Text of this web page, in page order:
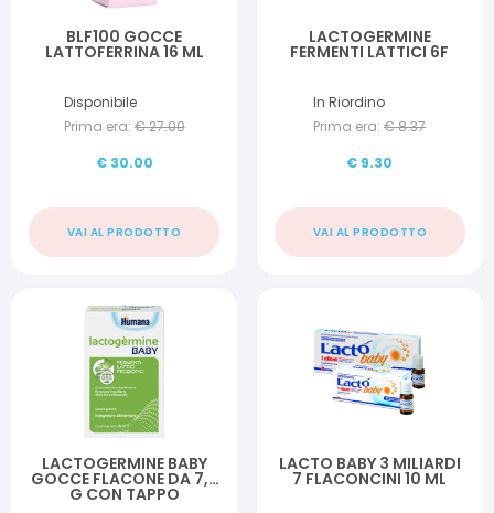
BLF100 GOCCE
LATTOFERRINA 16 ML
Disponibile
Prima era: €27.00
€ 30.00
VAI AL PRODOTTO
LACTOGERMINE
FERMENTI LATTICI 6F
In Riordino
Prima era: €8.37
€ 9.30
VAI AL PRODOTTO
LACTOGERMINE BABY
GOCCE FLACONE DA 7,5
G CON TAPPO
LACTO BABY 3 MILIARDI
7 FLACONCINI 10 ML